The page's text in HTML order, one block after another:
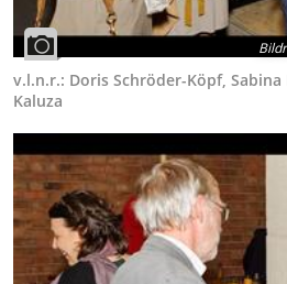
v.l.n.r.: Doris Schröder-Köpf,
Kaluza